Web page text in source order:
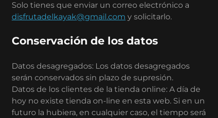
Solo tienes que enviar un correo electrónico a
disfrutadelkayak@gmail.com y solicitarlo.
Conservación de los datos
Datos desagregados: Los datos desagregados
serán conservados sin plazo de supresión.
Datos de los clientes de la tienda online: A día de
hoy no existe tienda on-line en esta web. Si en un
futuro la hubiera, en cualquier caso, el tiempo será